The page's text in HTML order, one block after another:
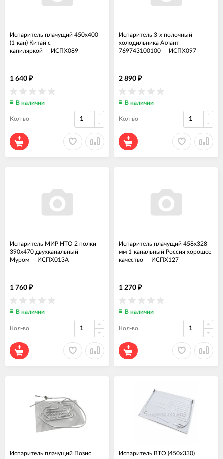
Испаритель плачущий 450x400
(1-кан) Китай с
капиляркой — ИСПХ089
1 640 ₽
В наличии
Кол-во
Испаритель 3-х полочный
холодильника Атлант
769743100100 — ИСПХ097
2 890 ₽
В наличии
Кол-во
Испаритель МИР НТО 2 полки
390х470 двухканальный
Муром — ИСПХ013А
1 760 ₽
В наличии
Кол-во
Испаритель плачущий 458x328
мм 1-канальный Россия хорошее
качество — ИСПХ127
1 270 ₽
В наличии
Кол-во
Испаритель плачущий Позис
Испаритель ВТО (450x330)